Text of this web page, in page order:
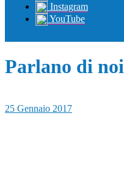
Instagram
YouTube
Parlano di noi
25 Gennaio 2017